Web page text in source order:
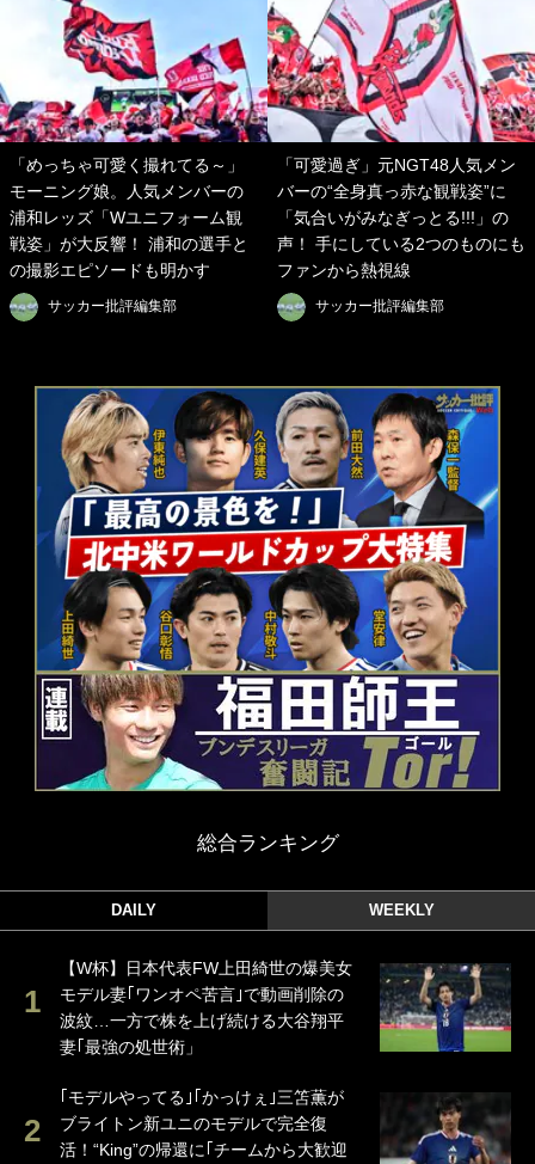
「めっちゃ可愛く撮れてる～」
モーニング娘。人気メンバーの
浦和レッズ「Wユニフォーム観
戦姿」が大反響！ 浦和の選手と
の撮影エピソードも明かす
サッカー批評編集部
「可愛過ぎ」元NGT48人気メン
バーの“全身真っ赤な観戦姿”に
「気合いがみなぎっとる!!!」の
声！ 手にしている2つのものにも
ファンから熱視線
サッカー批評編集部
総合ランキング
DAILY WEEKLY
【W杯】日本代表FW上田綺世の爆美女
モデル妻｢ワンオペ苦言｣で動画削除の
波紋…一方で株を上げ続ける大谷翔平
妻｢最強の処世術」
｢モデルやってる｣｢かっけぇ｣三笘薫が
ブライトン新ユニのモデルで完全復
活！“King”の帰還に｢チームから大歓迎